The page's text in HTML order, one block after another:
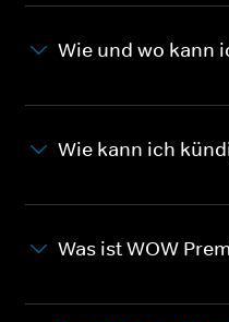
Wie und wo kann
Wie kann ich
Was ist WOW